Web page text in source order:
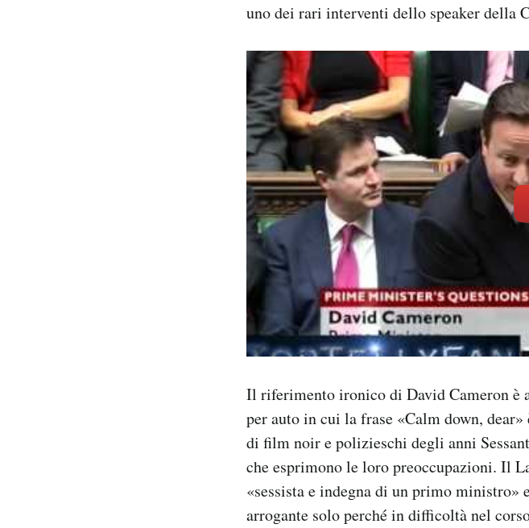
uno dei rari interventi dello speaker della
Il riferimento ironico di David Cameron è
per auto in cui la frase «Calm down,
di film noir e polizieschi degli anni
che esprimono le loro preoccupazioni. Il
«sessista e indegna di un primo ministro»
arrogante solo perché in difficoltà nel